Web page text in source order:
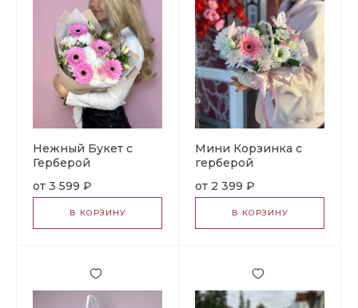
Нежный Букет с
Герберой
3 599 ₽
В КОРЗИНУ
Мини Корзинка с
герберой
2 399 ₽
В КОРЗИНУ